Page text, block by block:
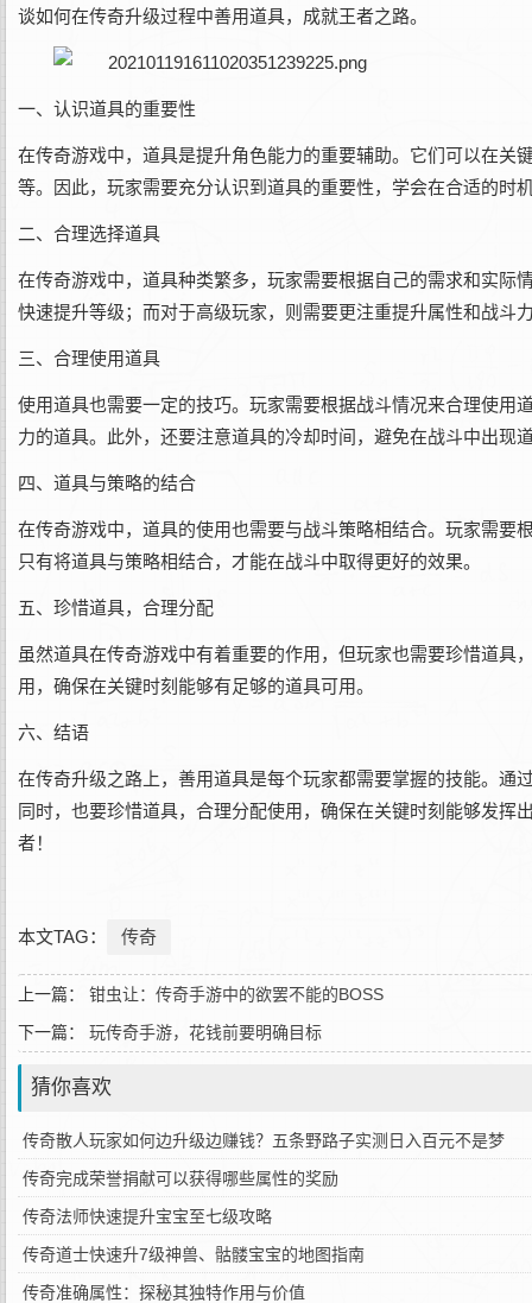
谈如何在传奇升级过程中善用道具，成就王者之路。
一、认识道具的重要性
在传奇游戏中，道具是提升角色能力的重要辅助。它们可以在关
等。因此，玩家需要充分认识到道具的重要性，学会在合适的时
二、合理选择道具
在传奇游戏中，道具种类繁多，玩家需要根据自己的需求和实际
快速提升等级；而对于高级玩家，则需要更注重提升属性和战斗
三、合理使用道具
使用道具也需要一定的技巧。玩家需要根据战斗情况来合理使用
力的道具。此外，还要注意道具的冷却时间，避免在战斗中出现
四、道具与策略的结合
在传奇游戏中，道具的使用也需要与战斗策略相结合。玩家需要
只有将道具与策略相结合，才能在战斗中取得更好的效果。
五、珍惜道具，合理分配
虽然道具在传奇游戏中有着重要的作用，但玩家也需要珍惜道
用，确保在关键时刻能够有足够的道具可用。
六、结语
在传奇升级之路上，善用道具是每个玩家都需要掌握的技能。通
同时，也要珍惜道具，合理分配使用，确保在关键时刻能够发
者！
本文TAG： 传奇
上一篇： 钳虫让：传奇手游中的欲罢不能的BOSS
下一篇： 玩传奇手游，花钱前要明确目标
猜你喜欢
传奇散人玩家如何边升级边赚钱？五条野路子实测日入百元不是梦
传奇完成荣誉捐献可以获得哪些属性的奖励
传奇法师快速提升宝宝至七级攻略
传奇道士快速升7级神兽、骷髅宝宝的地图指南
传奇准确属性：探秘其独特作用与价值